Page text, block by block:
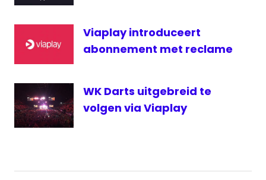
UK
open
Uk
Open
Darts
Viaplay introduceert
abonnement met reclame
WK Darts uitgebreid te
volgen via Viaplay